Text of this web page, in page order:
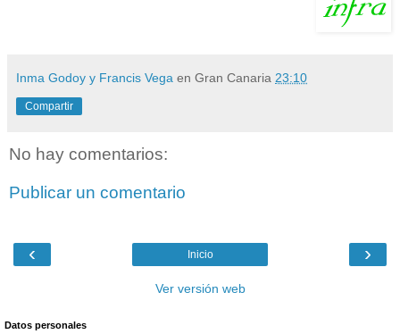
Inma Godoy y Francis Vega en Gran Canaria 23:10
Compartir
No hay comentarios:
Publicar un comentario
‹ ›
Inicio
Ver versión web
Datos personales